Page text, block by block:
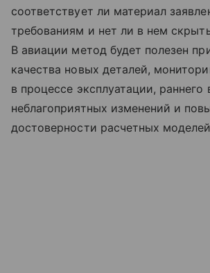
соответствует ли материал
требованиям и нет ли в нем
В авиации метод будет полезен
качества новых деталей,
в процессе эксплуатации, раннего
неблагоприятных изменений и
достоверности расчетных